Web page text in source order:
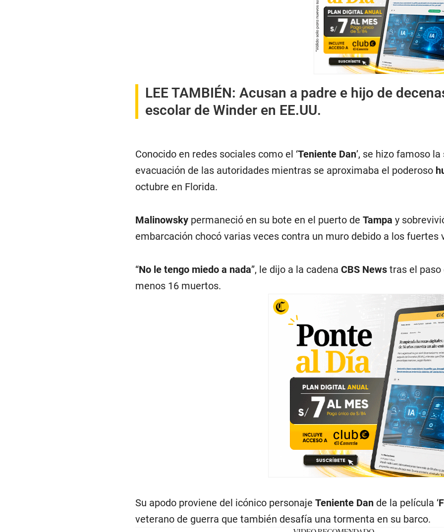
LEE TAMBIÉN:Acusan a padre e hijo de
escolar de Winder en EE.UU.
Conocido en redes sociales como el ‘Teniente Dan’, se hizo famoso
evacuación de las autoridades mientras se aproximaba el poderoso
octubre en Florida.
Malinowsky permaneció en su bote en el puerto deTampay
embarcación chocó varias veces contra un muro debido a los fuertes
“No le tengo miedo a nada”, le dijo a la cadenaCBS Newstras el paso
menos 16 muertos.
Su apodo proviene del icónico personajeTeniente Dan de la película ‘
veterano de guerra que también desafía una tormenta en su barco.